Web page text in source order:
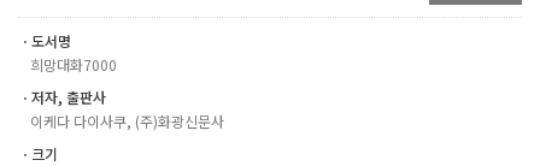
ㆍ도서명
희망대화7000
ㆍ저자, 출판사
이케다 다이사쿠, (주)화광신문사
ㆍ크기